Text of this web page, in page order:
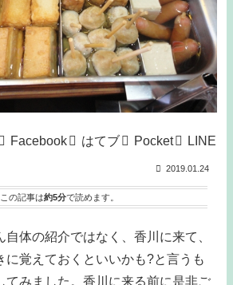
Facebook はてブ Pocket LINE
2019.01.24
この記事は約5分で読めます。
体の紹介ではなく、香川に来て、
に覚えておくといいかも?と言うも
てみました。香川に来る前に是非ご